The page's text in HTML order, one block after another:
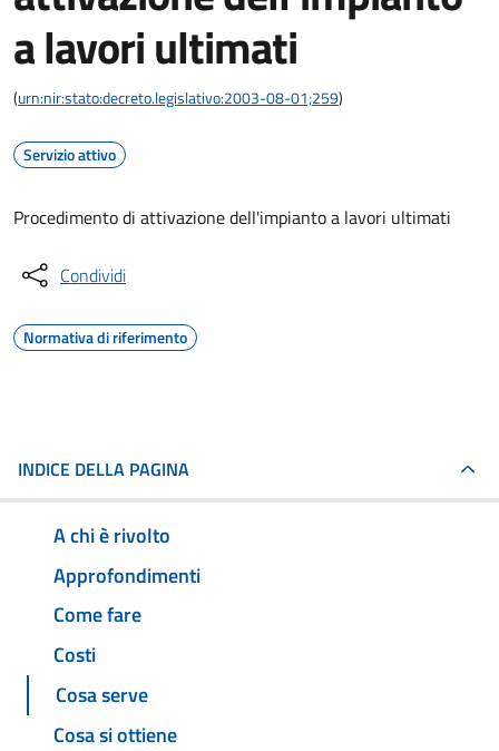
a lavori ultimati
(urn:nir:stato:decreto.legislativo:2003-08-01;259)
Servizio attivo
Procedimento di attivazione dell'impianto a lavori ultimati
Condividi
Normativa di riferimento
INDICE DELLA PAGINA
A chi è rivolto
Approfondimenti
Come fare
Costi
Cosa serve
Cosa si ottiene